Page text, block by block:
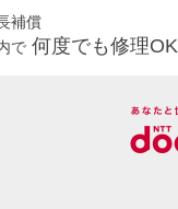
補償
で 何度でも修理OK